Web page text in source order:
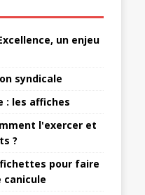
un enjeu
syndicale
: les affiches
l'exercer et
?
pour faire